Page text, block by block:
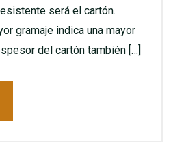
será el cartón.
gramaje indica una mayor
del cartón también […]